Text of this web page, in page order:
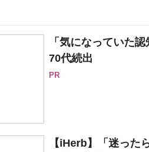
「気になっていた
70代続出
PR
【iHerb】「迷った